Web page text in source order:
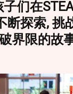
们在
断探索, 挑
界限的故事